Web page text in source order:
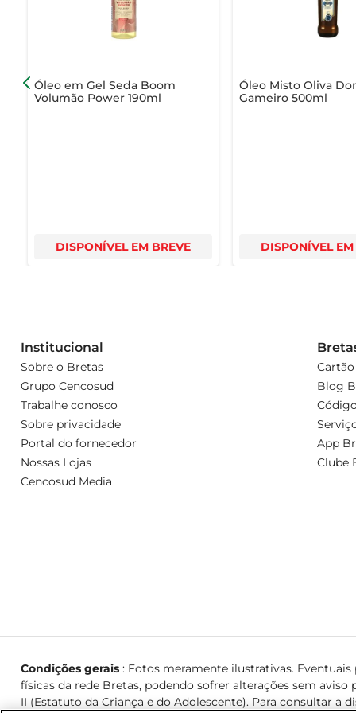
- Embalagem: PET
- Uso: Culinário (frituras, refogados, temperos)
mais saudável.
Óleo em Gel Seda Boom
Volumão Power 190ml
DISPONÍVEL EM BREVE
Óleo Misto Oliva
Gameiro 500ml
DISPONÍVEL EM
Institucional
Sobre o Bretas
Grupo Cencosud
Trabalhe conosco
Sobre privacidade
Portal do fornecedor
Nossas Lojas
Cencosud Media
Blog
App
Clube
Condições gerais: Fotos meramente ilustrativas. Eventuais
físicas da rede Bretas, podendo sofrer alterações sem aviso
II (Estatuto da Criança e do Adolescente). Para consultar a